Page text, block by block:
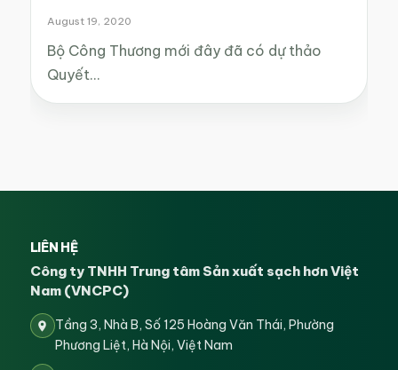
August 19, 2020
Bộ Công Thương mới đây đã có dự thảo
Quyết…
LIÊN HỆ
Công ty TNHH Trung tâm Sản xuất sạch hơn Việt
Nam (VNCPC)
Tầng 3, Nhà B, Số 125 Hoàng Văn Thái, Phường
Phương Liệt, Hà Nội, Việt Nam